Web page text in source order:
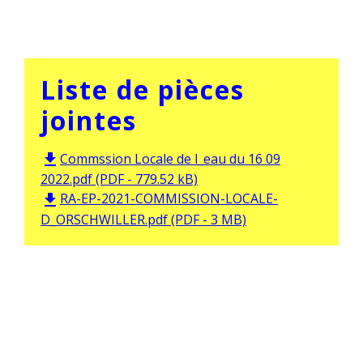
Liste de pièces
jointes
file_download Commssion Locale de l_eau du 16 09
2022.pdf (PDF - 779.52 kB)
file_download RA-EP-2021-COMMISSION-LOCALE-
D_ORSCHWILLER.pdf (PDF - 3 MB)